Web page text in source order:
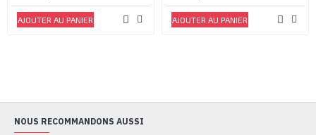
AJOUTER AU PANIER AJOUTER AU PANIER
NOUS RECOMMANDONS AUSSI